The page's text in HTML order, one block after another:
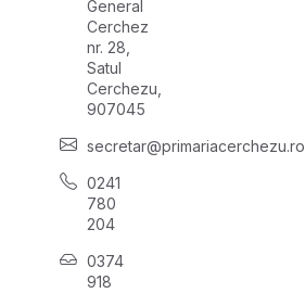
General
Cerchez
nr. 28,
Satul
Cerchezu,
907045
secretar@primariacerchezu.ro
0241
780
204
0374
918